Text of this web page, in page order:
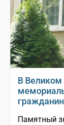
В Великом
Памятный